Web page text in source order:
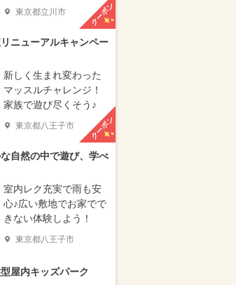
東京都立川市 クーポン
ニューアルキャンペー
新しく生まれ変わった
マッスルチャレンジ！
家族で遊び尽くそう♪
東京都八王子市 クーポン
な自然の中で遊び、学べ
室内レク充実で雨も安
心♪広い敷地でお家でで
きない体験しよう！
東京都八王子市
屋内キッズパーク